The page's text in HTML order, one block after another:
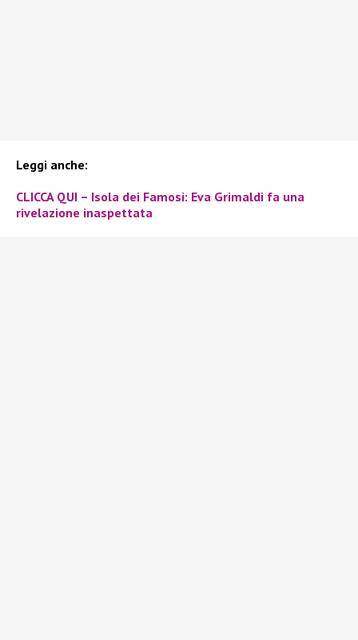
Leggi anche:
CLICCA QUI – Isola dei Famosi: Eva Grimaldi fa una
rivelazione inaspettata